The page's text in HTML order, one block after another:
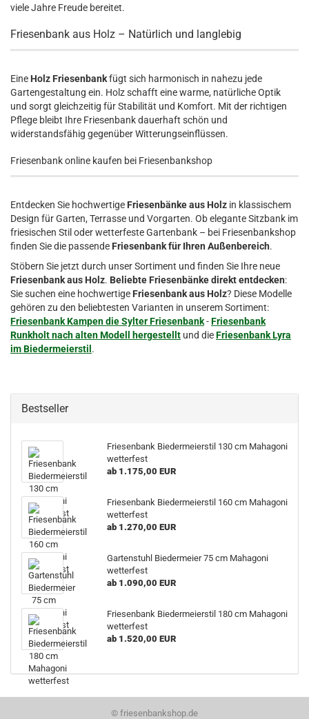
viele Jahre Freude bereitet.
Friesenbank aus Holz – Natürlich und langlebig
Eine Holz Friesenbankfügt sich harmonisch in nahezu jede
Gartengestaltung ein. Holz schafft eine warme, natürliche Optik
und sorgt gleichzeitig für Stabilität und Komfort. Mit der richtigen
Pflege bleibt Ihre Friesenbank dauerhaft schön und
widerstandsfähig gegenüber Witterungseinflüssen.
Friesenbank online kaufen bei Friesenbankshop
Entdecken Sie hochwertige Friesenbänke aus Holz in klassischem
Design für Garten, Terrasse und Vorgarten. Ob elegante Sitzbank im
friesischen Stil oder wetterfeste Gartenbank – bei Friesenbankshop
finden Sie die passende Friesenbank für Ihren Außenbereich.
Stöbern Sie jetzt durch unser Sortiment und finden Sie Ihre neue
Friesenbank aus Holz. Beliebte Friesenbänke direkt entdecken:
Sie suchen eine hochwertige Friesenbank aus Holz? Diese Modelle
gehören zu den beliebtesten Varianten in unserem Sortiment:
Friesenbank Kampen die Sylter Friesenbank-Friesenbank
Runkholt nach alten Modell hergestellt und dieFriesenbank Lyra
im Biedermeierstil .
Bestseller
Friesenbank Biedermeierstil 130 cm Mahagoni
wetterfest
ab 1.175,00 EUR
Friesenbank Biedermeierstil 160 cm Mahagoni
wetterfest
ab 1.270,00 EUR
Gartenstuhl Biedermeier 75 cm Mahagoni
wetterfest
ab 1.090,00 EUR
Friesenbank Biedermeierstil 180 cm Mahagoni
wetterfest
ab 1.520,00 EUR
© friesenbankshop.de